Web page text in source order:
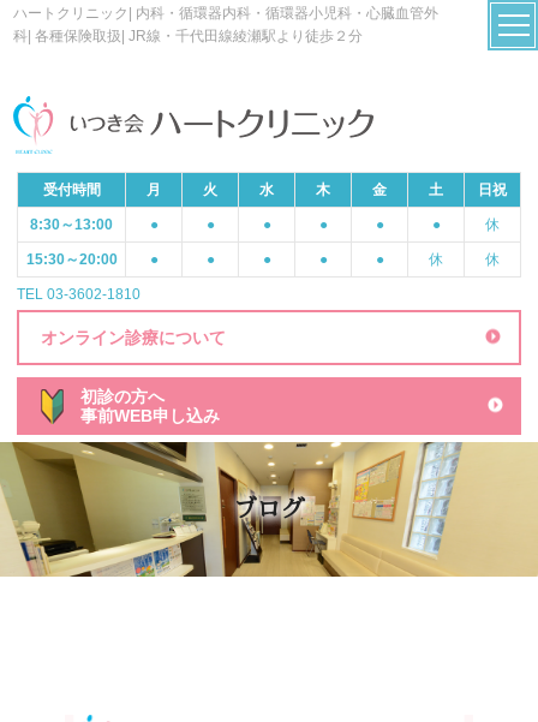
ハートクリニック| 内科・循環器内科・循環器小児科・心臓血管外
科| 各種保険取扱| JR線・千代田線綾瀬駅より徒歩２分
受付時間 月 火 水 木 金 土 日祝
8:30～13:00 ● ● ● ● ● ● 休
15:30～20:00 ● ● ● ● ● 休 休
TEL 03-3602-1810
オンライン診療について
初診の方へ
事前WEB申し込み
ブログ